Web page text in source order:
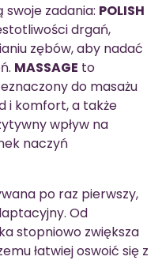
swoje zadania: POLISH
drgań,
zębów, aby nadać
MASSAGE to
do masażu
i komfort, a także
wpływ na
naczyń
po raz pierwszy,
Od
stopniowo zwiększa
łatwiej oswoić się z